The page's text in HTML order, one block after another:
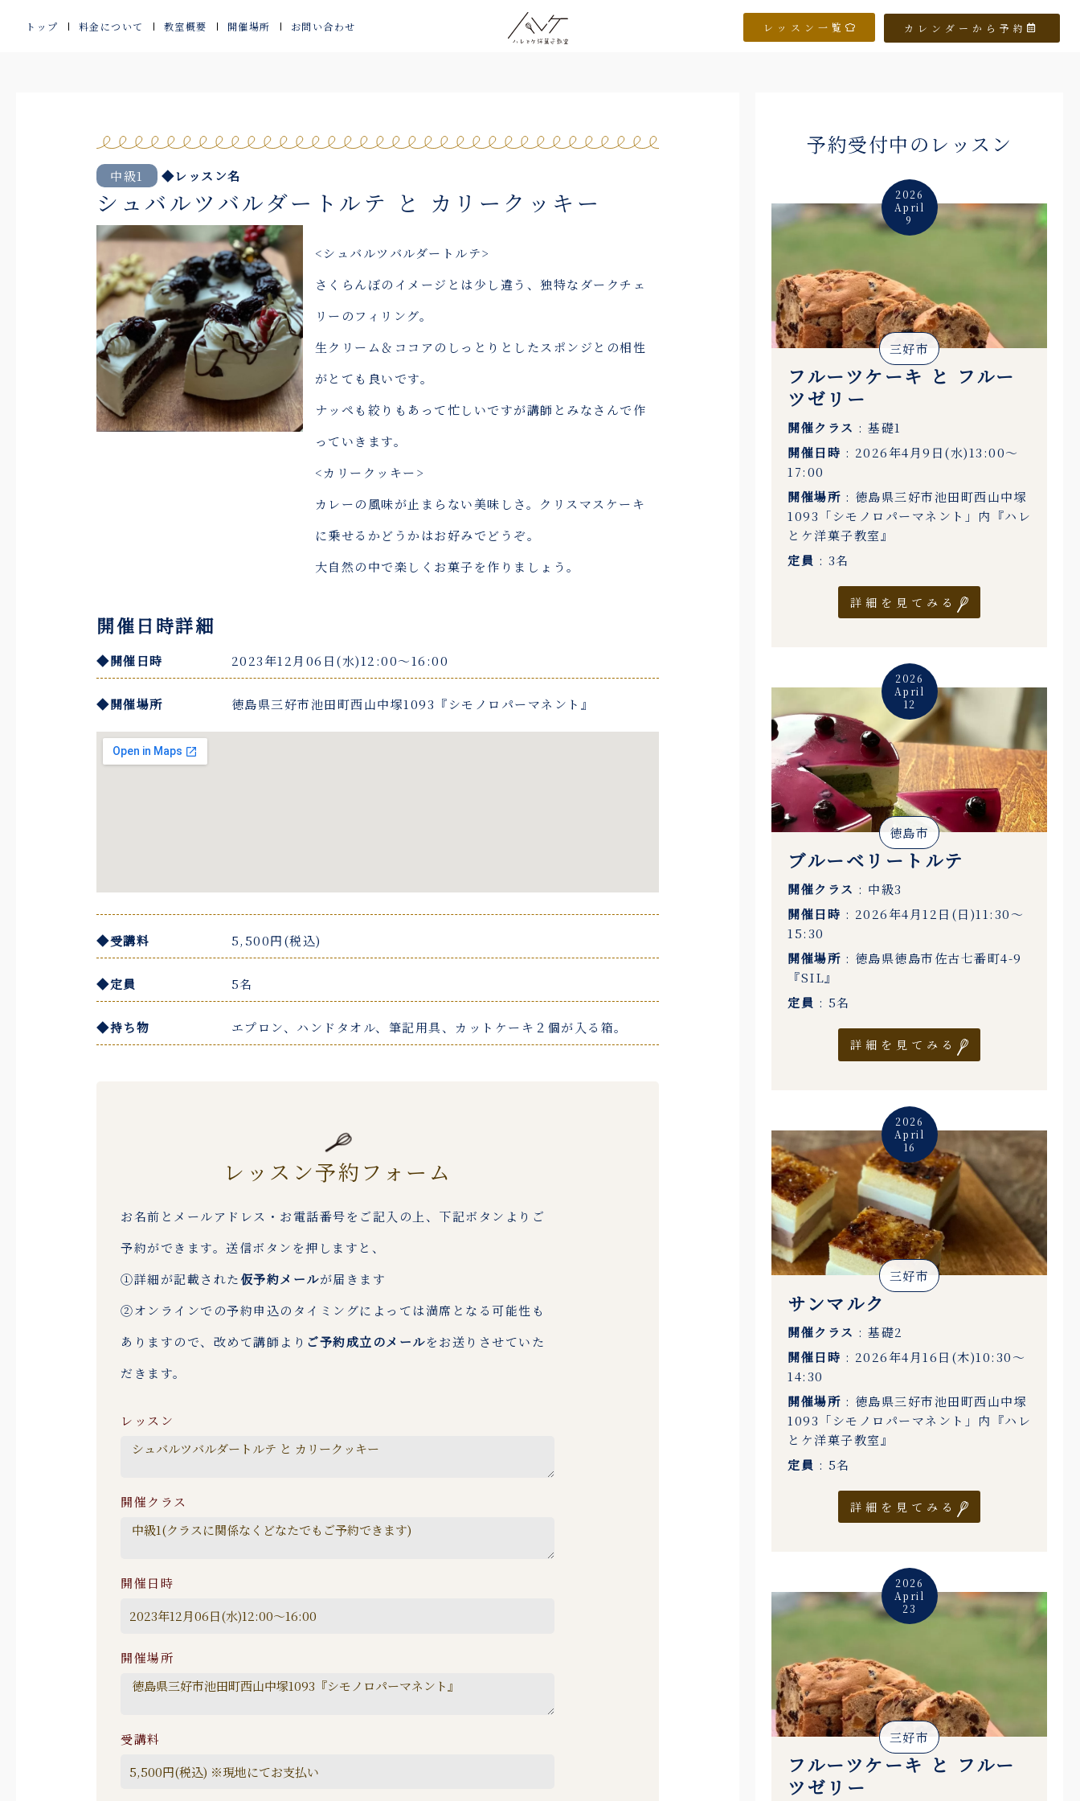
トップ 料金について 教室概要 開催場所 お問い合わせ レッスン一覧 カレンダーから予約
中級1 ◆レッスン名
シュバルツバルダートルテ と カリークッキー
<シュバルツバルダートルテ>
さくらんぼのイメージとは少し違う、独特なダークチェ
リーのフィリング。
生クリーム＆ココアのしっとりとしたスポンジとの相性
がとても良いです。
ナッペも絞りもあって忙しいですが講師とみなさんで作
っていきます。
<カリークッキー>
カレーの風味が止まらない美味しさ。クリスマスケーキ
に乗せるかどうかはお好みでどうぞ。
大自然の中で楽しくお菓子を作りましょう。
開催日時詳細
◆開催日時 2023年12月06日(水)12:00〜16:00
◆開催場所 徳島県三好市池田町西山中塚1093『シモノロパーマネント』
◆受講料 5,500円(税込)
◆定員 5名
◆持ち物 エプロン、ハンドタオル、筆記用具、カットケーキ２個が入る箱。
レッスン予約フォーム
お名前とメールアドレス・お電話番号をご記入の上、下記ボタンよりご
予約ができます。送信ボタンを押しますと、
①詳細が記載された仮予約メールが届きます
②オンラインでの予約申込のタイミングによっては満席となる可能性も
ありますので、改めて講師より ご予約成立のメールをお送りさせていた
だきます。
レッスン
開催クラス
開催日時
開催場所
受講料
予約受付中のレッスン
2026
April
9
三好市
フルーツケーキ と フルー
ツゼリー
開催クラス : 基礎1
開催日時 : 2026年4月9日(水)13:00〜
17:00
開催場所 : 徳島県三好市池田町西山中塚
1093「シモノロパーマネント」内『ハレ
とケ洋菓子教室』
定員 : 3名
詳細を見てみる
2026
April
12
徳島市
ブルーベリートルテ
開催クラス : 中級3
開催日時 : 2026年4月12日(日)11:30〜
15:30
開催場所 : 徳島県徳島市佐古七番町4-9
『SIL』
定員 : 5名
詳細を見てみる
2026
April
16
三好市
サンマルク
開催クラス : 基礎2
開催日時 : 2026年4月16日(木)10:30〜
14:30
開催場所 : 徳島県三好市池田町西山中塚
1093「シモノロパーマネント」内『ハレ
とケ洋菓子教室』
定員 : 5名
詳細を見てみる
2026
April
23
三好市
フルーツケーキ と フルー
ツゼリー